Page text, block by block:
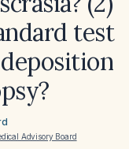
test
Advisory Board